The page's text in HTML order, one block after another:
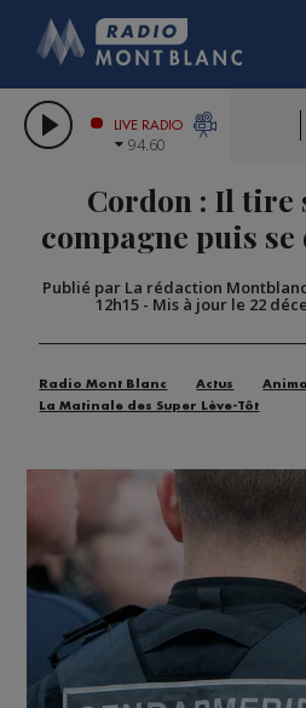
LES CHRONIQUES
CITIZEN
GRAND MASSIF
COMPAGNIE DU
LIVE RADIO
94.60
Cordon : Il tire
compagne puis
Publié par La rédaction
12h15- Mis à jour le 22
Radio Mont Blanc Actus
La Matinale des Super Lève-Tôt